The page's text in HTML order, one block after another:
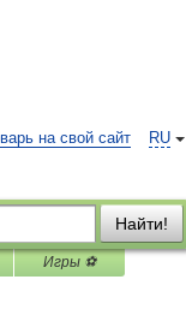
RU
на свой сайт
Найти!
Игры ⚽